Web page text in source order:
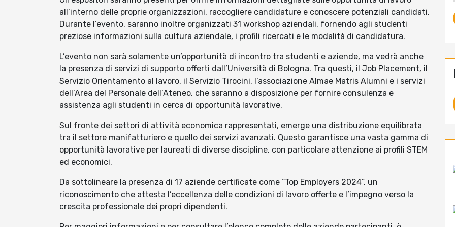
all’interno delle proprie organizzazioni, raccogliere candidature e conoscere potenziali candidati.
Durante l’evento, saranno inoltre organizzati 31 workshop aziendali, fornendo agli studenti
preziose informazioni sulla cultura aziendale, i profili ricercati e le modalità di candidatura.
L’evento non sarà solamente un’opportunità di incontro tra studenti e aziende, ma vedrà anche
la presenza di servizi di supporto offerti dall’Università di Bologna. Tra questi, il Job Placement, il
Servizio Orientamento al lavoro, il Servizio Tirocini, l’associazione Almae Matris Alumni e i servizi
dell’Area del Personale dell’Ateneo, che saranno a disposizione per fornire consulenza e
assistenza agli studenti in cerca di opportunità lavorative.
Sul fronte dei settori di attività economica rappresentati, emerge una distribuzione equilibrata
tra il settore manifatturiero e quello dei servizi avanzati. Questo garantisce una vasta gamma di
opportunità lavorative per laureati di diverse discipline, con particolare attenzione ai profili STEM
ed economici.
Da sottolineare la presenza di 17 aziende certificate come “Top Employers 2024”, un
riconoscimento che attesta l’eccellenza delle condizioni di lavoro offerte e l’impegno verso la
crescita professionale dei propri dipendenti.